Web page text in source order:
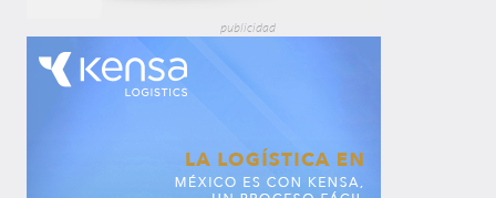
publicidad